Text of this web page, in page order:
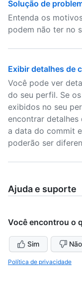
Solução de
Entenda os
podem não ter no
Exibir detalhes de
Você pode ver
do seu perfil. Se
exibidos no seu
encontrar
a data do commit
poderão ser
Ajuda e suporte
Você encontrou o
Sim Não
Política de privacidade